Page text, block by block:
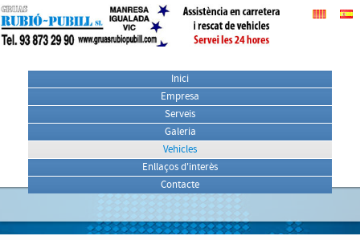
Inici
Empresa
Serveis
Galeria
Vehicles
Enllaços d'interès
Contacte